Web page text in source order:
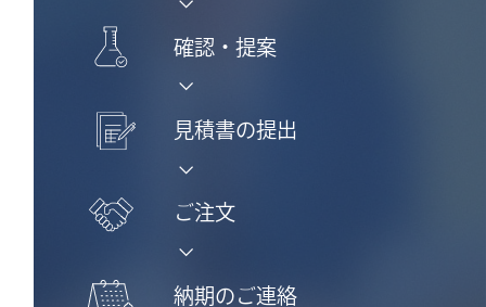
確認・提案
見積書の提出
ご注文
納期のご連絡